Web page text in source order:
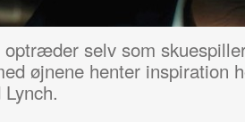
selv som
øjnene henter inspiration